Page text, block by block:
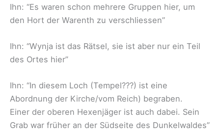
Ihn: “Es waren schon mehrere Gruppen hier, um
den Hort der Warenth zu verschliessen”
Ihn: “Wynja ist das Rätsel, sie ist aber nur ein Teil
des Ortes hier”
Ihn: “In diesem Loch (Tempel???) ist eine
Abordnung der Kirche/vom Reich) begraben.
Einer der oberen Hexenjäger ist auch dabei. Sein
Grab war früher an der Südseite des Dunkelwaldes”